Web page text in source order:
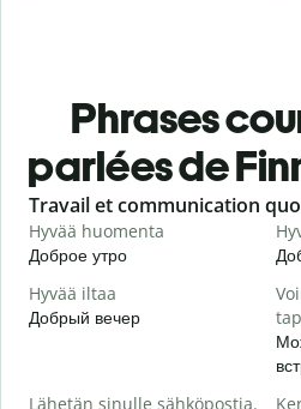
Phrases
parlées de
Slide 1 of 6
Travail et communication
Hyvää huomenta
Доброе утро
Hyvää iltaa
Добрый вечер
Lähetän sinulle sähköpostia.